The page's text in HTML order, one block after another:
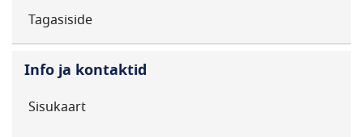
Tagasiside
Info ja kontaktid
Sisukaart